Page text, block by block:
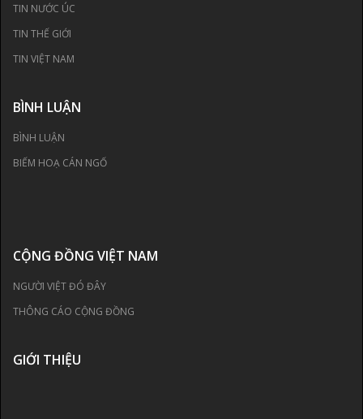
TIN NƯỚC ÚC
TIN THẾ GIỚI
TIN VIỆT NAM
BÌNH LUẬN
BÌNH LUẬN
BIẾM HOẠ CÁN NGỐ
CỘNG ĐỒNG VIỆT NAM
NGƯỜI VIỆT ĐÓ ĐÂY
THÔNG CÁO CỘNG ĐỒNG
GIỚI THIỆU